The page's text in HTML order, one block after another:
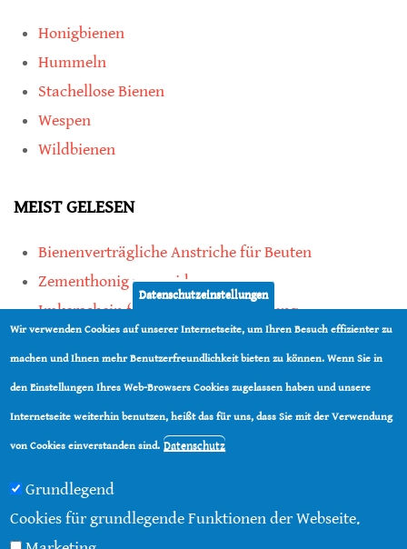
Honigbienen
Hummeln
Stachellose Bienen
Wespen
Wildbienen
MEIST GELESEN
Bienenverträgliche Anstriche für Beuten
Zementhonig vermeiden
Imkerschein für Honigbienen-Haltung
Kauf von Mittelwänden ist Vertrauenssache
teilen
Datenschutzeinstellungen
Wir verwenden Cookies auf unserer Internetseite, um Ihren Besuch effizienter zu
machen und Ihnen mehr Benutzerfreundlichkeit bieten zu können. Wenn Sie in
den Einstellungen Ihres Web-Browsers Cookies zugelassen haben und unsere
Internetseite weiterhin benutzen, heißt das für uns, dass Sie mit der Verwendung
von Cookies einverstanden sind. Datenschutz
Grundlegend
Cookies für grundlegende Funktionen der Webseite.